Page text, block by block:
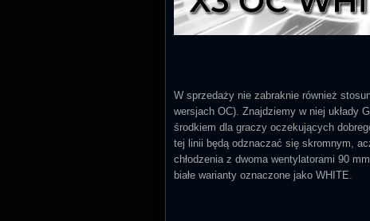
W sprzedaży nie zabraknie również
wersjach OC). Znajdziemy w niej układy
środkiem dla graczy oczekujących
tej linii będą odznaczać się skromnym,
chłodzenia z dwoma wentylatorami 90
białe warianty oznaczone jako WHITE.